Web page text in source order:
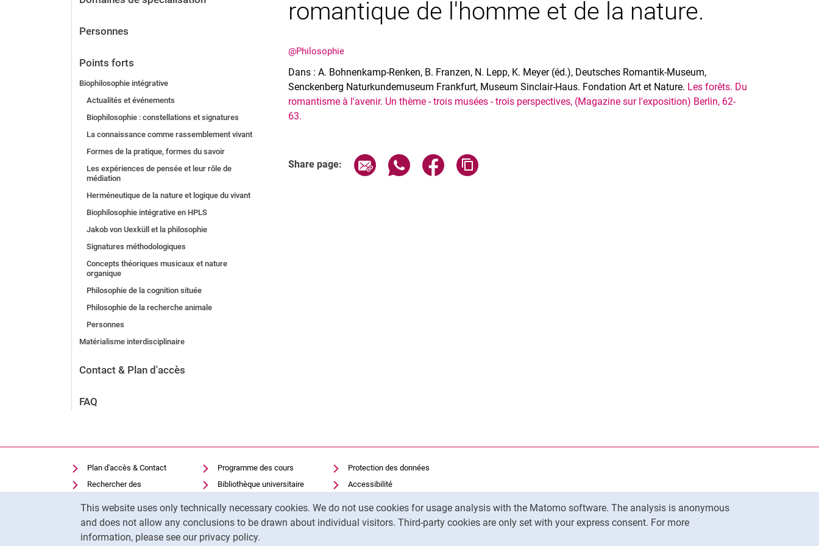
This website uses only technically necessary cookies. We do not use cookies for usage analysis with the Matomo software. The analysis is anonymous
and does not allow any conclusions to be drawn about individual visitors. Third-party cookies are only set with your express consent. For more
information, please see our privacy policy.
Personnes
Points forts
Biophilosophie intégrative
Actualités et événements
Biophilosophie : constellations et signatures
La connaissance comme rassemblement vivant
Formes de la pratique, formes du savoir
Les expériences de pensée et leur rôle de
médiation
Herméneutique de la nature et logique du vivant
Biophilosophie intégrative en HPLS
Jakob von Uexküll et la philosophie
Signatures méthodologiques
Concepts théoriques musicaux et nature
organique
Philosophie de la cognition située
Philosophie de la recherche animale
Personnes
Matérialisme interdisciplinaire
Contact & Plan d'accès
FAQ
romantique de l'homme et de la nature.
@Philosophie
Dans : A. Bohnenkamp-Renken, B. Franzen, N. Lepp, K. Meyer (éd.), Deutsches Romantik-Museum,
Senckenberg Naturkundemuseum Frankfurt, Museum Sinclair-Haus. Fondation Art et Nature. Les forêts. Du
romantisme à l'avenir. Un thème - trois musées - trois perspectives, (Magazine sur l'exposition) Berlin, 62-
63.
Share page: Share page via email
Share page via WhatsApp (external link, opens in a new window)
Share page via Facebook (external link, opens in a new window)
Plan d'accès & Contact
Rechercher des
établissements
Offres d'emploi
Cookie settings
Programme des cours
Bibliothèque universitaire
Panopto
Protection des données
Accessibilité
l'IA
Mentions légales